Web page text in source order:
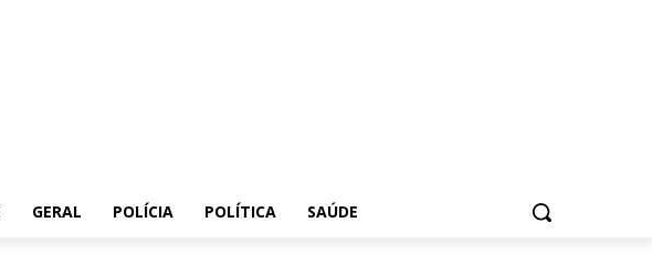
GERAL POLÍCIA POLÍTICA SAÚDE